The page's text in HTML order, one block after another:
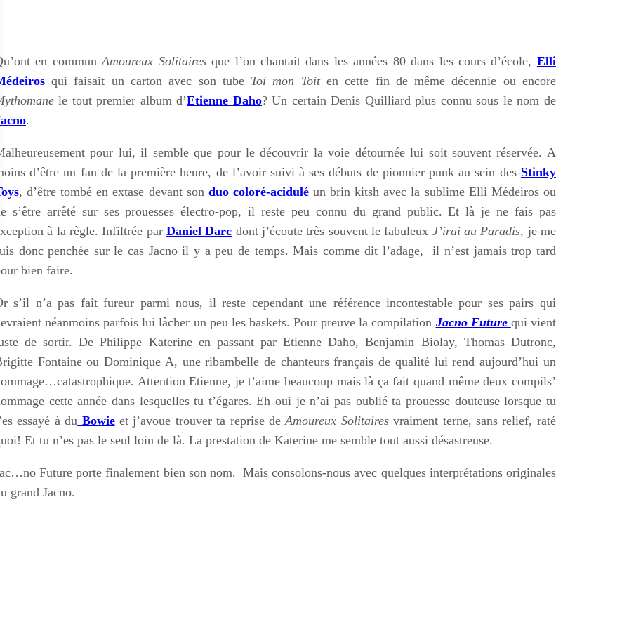
en communAmoureux Solitairesque l’on chantait dans les années 80 dans les cours d’école, Elli
qui faisait un carton avec son tube Toi mon Toiten cette fin de même décennie ou encore
le tout premier album d’Etienne Daho? Un certain Denis Quilliard plus connu sous le nom de
.
pour lui, il semble que pour le découvrir la voie détournée lui soit souvent réservée. A
d’être un fan de la première heure, de l’avoir suivi à ses débuts de pionnier punk au sein des Stinky
, d’être tombé en extase devant son duo coloré-aciduléun brin kitsh avec la sublime Elli Médeiros ou
s’être arrêté sur ses prouesses électro-pop, il reste peu connu du grand public. Et là je ne fais pas
à la règle. Infiltrée par Daniel Darc dont j’écoute très souvent le fabuleux J’irai au Paradis, je me
donc penchée sur le cas Jacno il y a peu de temps. Mais comme dit l’adage, il n’est jamais trop tard
bien faire.
s’il n’a pas fait fureur parmi nous, il reste cependant une référence incontestable pour ses pairs qui
néanmoins parfois lui lâcher un peu les baskets. Pour preuve la compilation Jacno Future qui vient
de sortir. De Philippe Katerine en passant par Etienne Daho, Benjamin Biolay, Thomas Dutronc,
Fontaine ou Dominique A, une ribambelle de chanteurs français de qualité lui rend aujourd’hui un
Attention Etienne, je t’aime beaucoup mais là ça fait quand même deux compils’
cette année dans lesquelles tu t’égares. Eh oui je n’ai pas oublié ta prouesse douteuse lorsque tu
essayé à du Bowieet j’avoue trouver ta reprise deAmoureux Solitairesvraiment terne, sans relief, raté
Et tu n’es pas le seul loin de là. La prestation de Katerine me semble tout aussi désastreuse.
Future porte finalement bien son nom. Mais consolons-nous avec quelques interprétations originales
grand Jacno.